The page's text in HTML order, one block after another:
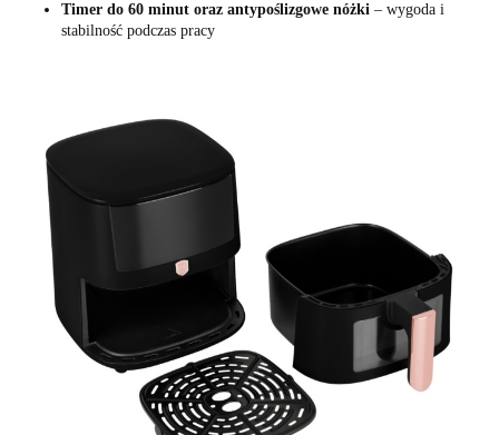
Timer do 60 minut oraz antypoślizgowe nóżki – wygoda i
stabilność podczas pracy